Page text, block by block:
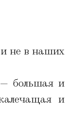
не в наших
большая и
и